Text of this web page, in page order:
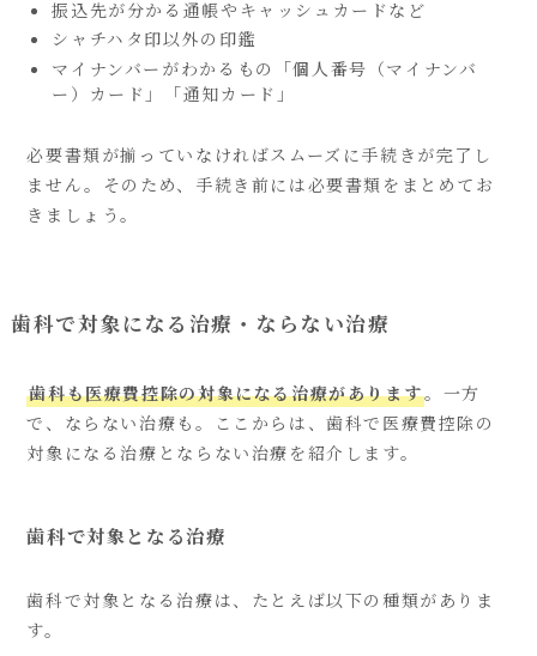
振込先が分かる通帳やキャッシュカードなど
シャチハタ印以外の印鑑
マイナンバーがわかるもの「個人番号（マイナンバ
ー）カード」「通知カード」
必要書類が揃っていなければスムーズに手続きが完了し
ません。そのため、手続き前には必要書類をまとめてお
きましょう。
歯科で対象になる治療・ならない治療
歯科も医療費控除の対象になる治療があります。一方
で、ならない治療も。ここからは、歯科で医療費控除の
対象になる治療とならない治療を紹介します。
歯科で対象となる治療
歯科で対象となる治療は、たとえば以下の種類がありま
す。